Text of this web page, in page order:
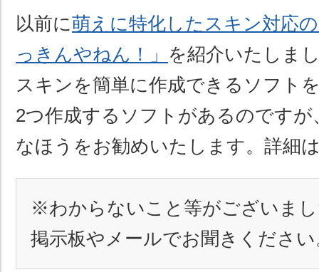
以前に萌えに特化したスキン対応
っきんやねん！」
を紹介いたしま
スキンを簡単に作成できるソフト
2つ作成するソフトがあるのです
なほうをお勧めいたします。詳細
※わからないこと等がございま
掲示板やメールでお聞きください